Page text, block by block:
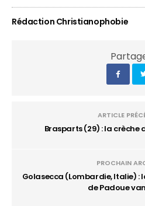
Rédaction Christianophobie
ARTICLE
Brasparts (29) : la crèche
PROCHAIN
Golasecca (Lombardie, Italie) :
de Padoue